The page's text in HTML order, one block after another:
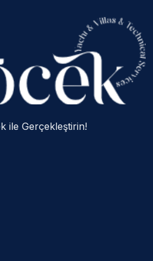
ile Gerçekleştirin!